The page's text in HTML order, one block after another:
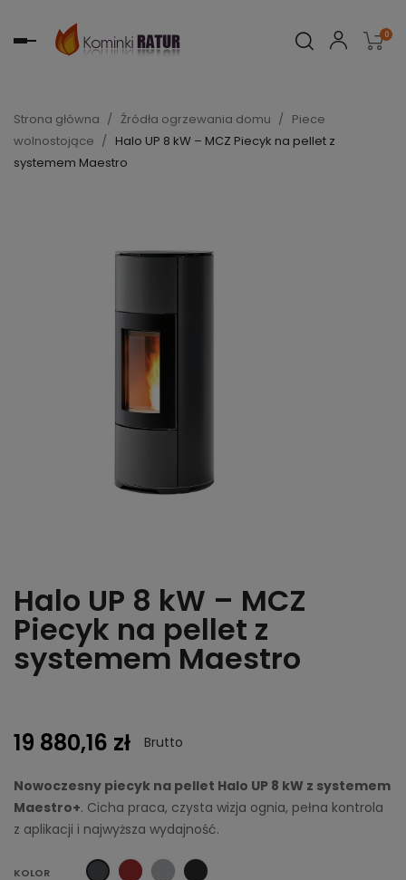
Toggle 0
Strona główna Źródła ogrzewania domu
Piece
wolnostojące
Halo UP 8 kW – MCZ Piecyk na pellet z
systemem Maestro
Halo UP 8 kW – MCZ
Piecyk na pellet z
systemem Maestro
19 880,16 zł Brutto
Nowoczesny piecyk na pellet Halo UP 8 kW z systemem
Maestro+. Cicha praca, czysta wizja ognia, pełna kontrola
z aplikacji i najwyższa wydajność.
KOLOR
CiemnyBordowaSzaraCzarna